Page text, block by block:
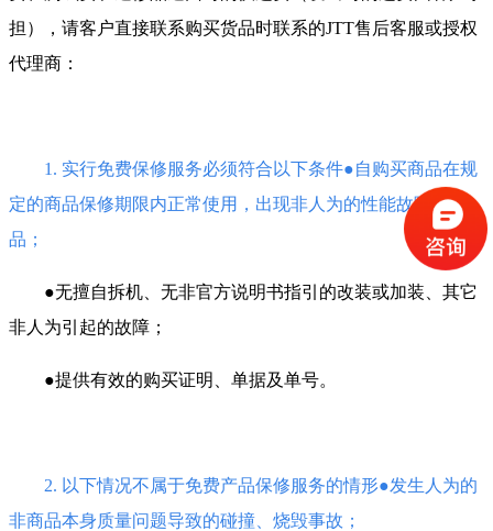
担），请客户直接联系购买货品时联系的JTT售后客服或授权
代理商：
1. 实行免费保修服务必须符合以下条件●自购买商品在规
定的商品保修期限内正常使用，出现非人为的性能故障的商
品；
●无擅自拆机、无非官方说明书指引的改装或加装、其它
非人为引起的故障；
●提供有效的购买证明、单据及单号。
2. 以下情况不属于免费产品保修服务的情形●发生人为的
非商品本身质量问题导致的碰撞、烧毁事故；